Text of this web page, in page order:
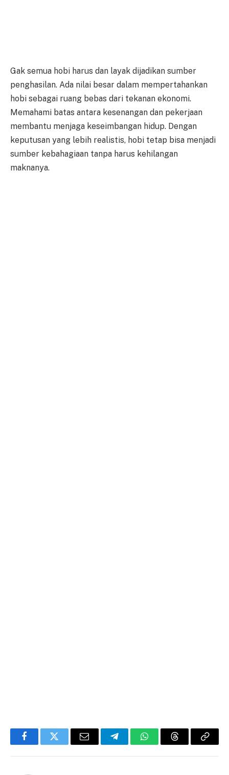
Gak semua hobi harus dan layak dijadikan sumber
penghasilan. Ada nilai besar dalam mempertahankan
hobi sebagai ruang bebas dari tekanan ekonomi.
Memahami batas antara kesenangan dan pekerjaan
membantu menjaga keseimbangan hidup. Dengan
keputusan yang lebih realistis, hobi tetap bisa menjadi
sumber kebahagiaan tanpa harus kehilangan
maknanya.
FacebookTwitter Email TelegramWhatsAppThreadsCopy